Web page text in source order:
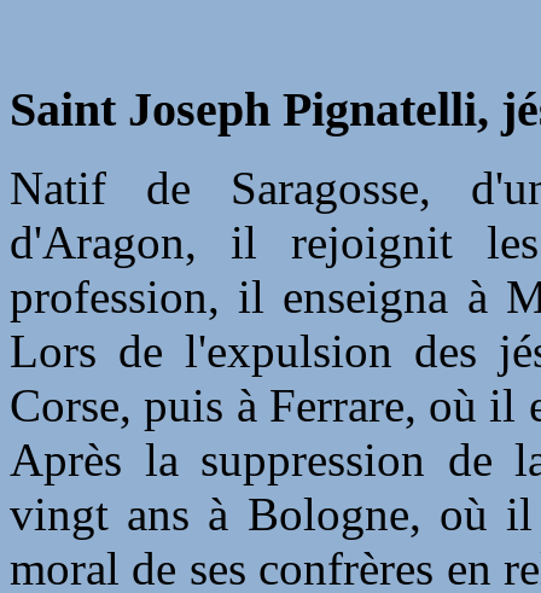
Saint Joseph Pignatelli,
Natif de Saragosse,
d'Aragon, il rejoignit
profession, il enseigna à
Lors de l'expulsion des
Corse, puis à Ferrare, où il
Après la suppression de
vingt ans à Bologne, où
moral de ses confrères en